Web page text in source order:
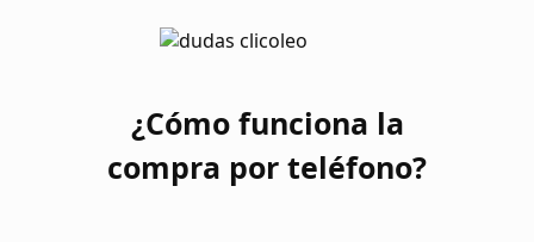
¿Cómo funciona la
compra por teléfono?